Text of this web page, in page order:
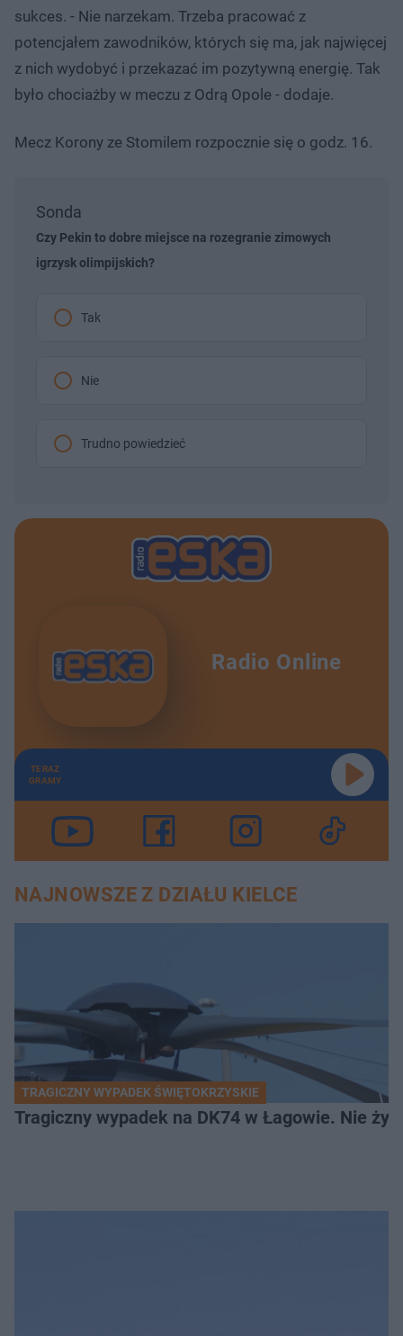
sukces. - Nie narzekam. Trzeba pracować z
potencjałem zawodników, których się ma, jak najwięcej
z nich wydobyć i przekazać im pozytywną energię. Tak
było chociażby w meczu z Odrą Opole - dodaje.
Mecz Korony ze Stomilem rozpocznie się o godz. 16.
Sonda
Czy Pekin to dobre miejsce na rozegranie zimowych
igrzysk olimpijskich?
Tak
Nie
Trudno powiedzieć
Radio Online
TERAZ
GRAMY
NAJNOWSZE Z DZIAŁU KIELCE
TRAGICZNY WYPADEK ŚWIĘTOKRZYSKIE
Tragiczny wypadek na DK74 w Łagowie. Nie